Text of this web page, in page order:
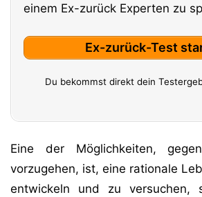
einem Ex-zurück Experten zu
Ex-zurück-Test
Du bekommst direkt dein
Eine der Möglichkeiten,
vorzugehen, ist, eine rationale
entwickeln und zu versuchen,